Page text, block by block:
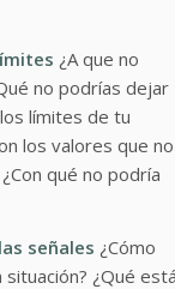
¿A que no
no podrías dejar
límites de tu
los valores que no
qué no podría
señales ¿Cómo
¿Qué